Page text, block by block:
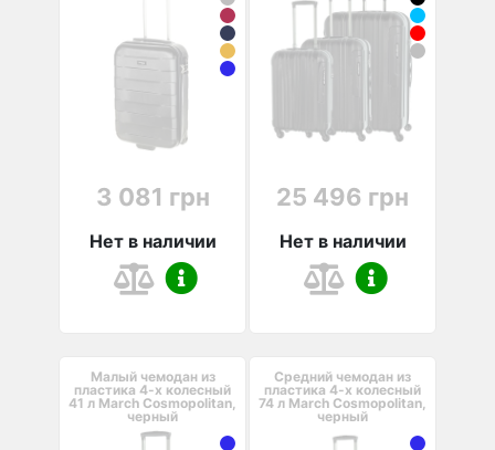
3 081 грн
Нет в наличии
25 496 грн
Нет в наличии
Малый чемодан из
пластика 4-х колесный
41 л March Cosmopolitan,
черный
Средний чемодан из
пластика 4-х колесный
74 л March Cosmopolitan,
черный